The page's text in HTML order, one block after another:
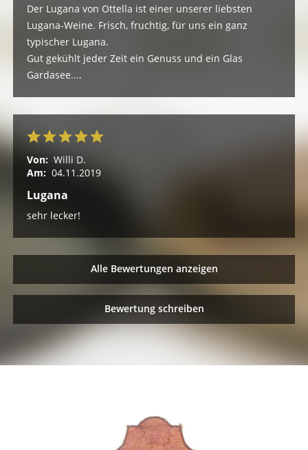
Der Lugana von Ottella ist einer unserer liebsten
Lugana-Weine. Frisch, fruchtig, für uns ein ganz
typischer Lugana.
Gut gekühlt jeder Zeit ein Genuss und ein Glas
Gardasee....
Von: Willi D.
Am: 04.11.2019
Lugana
sehr lecker!
Alle Bewertungen anzeigen
Bewertung schreiben